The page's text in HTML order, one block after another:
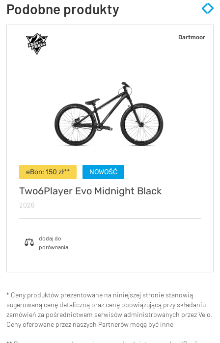
Podobne produkty
Dartmoor
eBon: 150 zł** NOWOŚĆ
Two6Player Evo Midnight Black
2026
* Ceny produktów prezentowane na niniejszej stronie stanowią
sugerowaną cenę detaliczną oraz cenę obowiązującą przy składaniu
zamówień za pośrednictwem serwisów administrowanych przez Velo.
Ceny oferowane przez naszych Partnerów mogą być inne.